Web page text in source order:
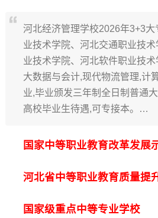
河北经济管理学校2026年3+3
业技术学院、河北交通职业技
业技术学院、河北软件职业技
大数据与会计,现代物流管理,计
业,毕业颁发三年制全日制普通
高校毕业生待遇,可专接本。…
国家中等职业教育改革发展
河北省中等职业教育质量提
国家级重点中等专业学校